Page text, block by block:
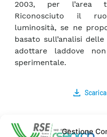
Gestione
2003, per l’area
Riconosciuto il
luminosità, se ne
basato sull’analisi
adottare laddove
sperimentale.
Commenti